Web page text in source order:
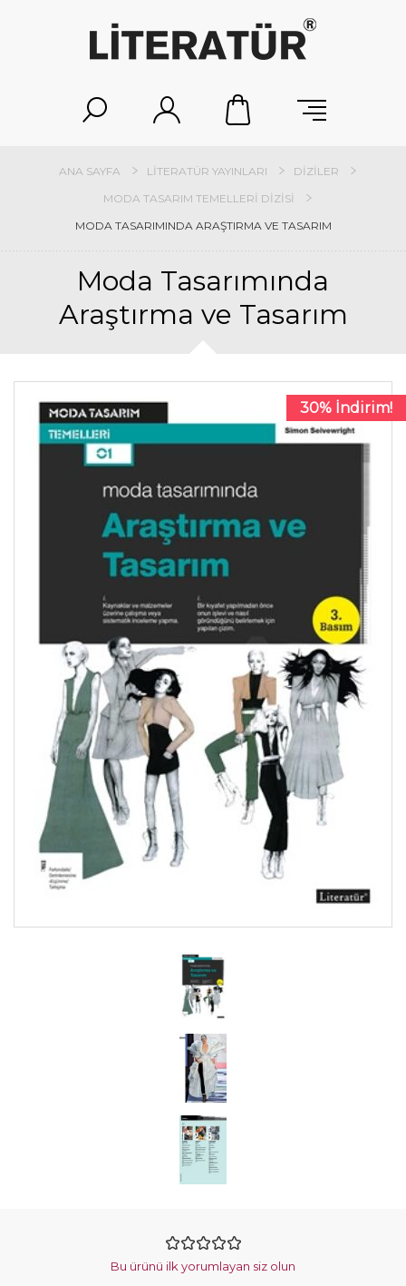
ANA SAYFA LITERATÜR YAYINLARI
DIZILER
MODA TASARIM TEMELLERI DIZISI
MODA TASARIMINDA ARAŞTIRMA VE TASARIM
Moda Tasarımında
Araştırma ve Tasarım
30% İndirim!
Bu ürünü ilk yorumlayan siz olun